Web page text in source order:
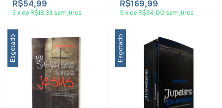
R$54,99
3 x de R$18,33 sem juros
R$169,99
5 x de R$34,00 sem juros
Esgotado Esgotado